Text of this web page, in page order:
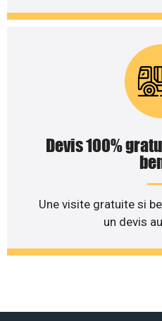
Devis 100%
Une visite gratuite si
un devis